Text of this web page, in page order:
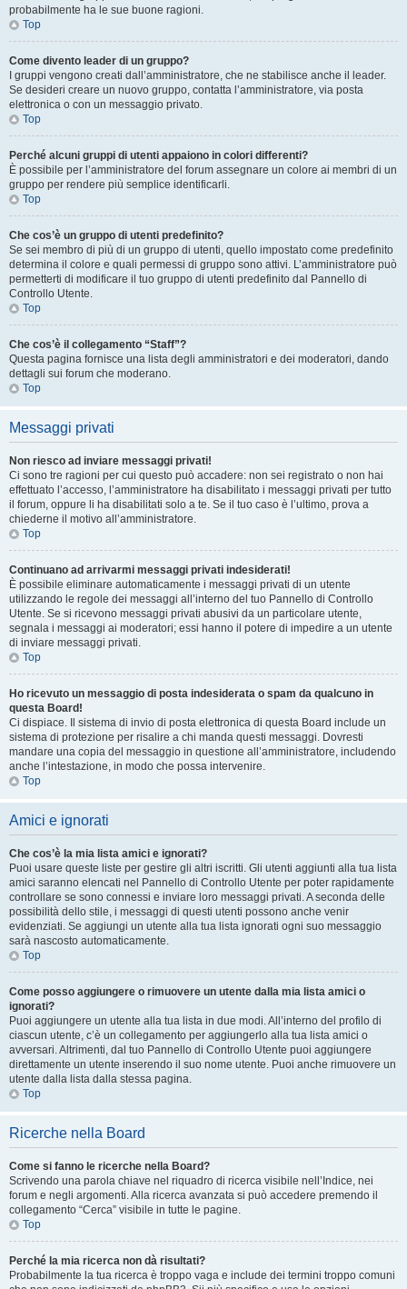
probabilmente ha le sue buone ragioni.
Top
Come divento leader di un gruppo?
I gruppi vengono creati dall’amministratore, che ne stabilisce anche il leader.
Se desideri creare un nuovo gruppo, contatta l’amministratore, via posta
elettronica o con un messaggio privato.
Top
Perché alcuni gruppi di utenti appaiono in colori differenti?
È possibile per l’amministratore del forum assegnare un colore ai membri di un
gruppo per rendere più semplice identificarli.
Top
Che cos’è un gruppo di utenti predefinito?
Se sei membro di più di un gruppo di utenti, quello impostato come predefinito
determina il colore e quali permessi di gruppo sono attivi. L’amministratore può
permetterti di modificare il tuo gruppo di utenti predefinito dal Pannello di
Controllo Utente.
Top
Che cos’è il collegamento “Staff”?
Questa pagina fornisce una lista degli amministratori e dei moderatori, dando
dettagli sui forum che moderano.
Top
Messaggi privati
Non riesco ad inviare messaggi privati!
Ci sono tre ragioni per cui questo può accadere: non sei registrato o non hai
effettuato l’accesso, l’amministratore ha disabilitato i messaggi privati per tutto
il forum, oppure li ha disabilitati solo a te. Se il tuo caso è l’ultimo, prova a
chiederne il motivo all’amministratore.
Top
Continuano ad arrivarmi messaggi privati indesiderati!
È possibile eliminare automaticamente i messaggi privati ​​di un utente
utilizzando le regole dei messaggi all’interno del tuo Pannello di Controllo
Utente. Se si ricevono messaggi privati ​​abusivi da un particolare utente,
segnala i messaggi ai moderatori; essi hanno il potere di impedire a un utente
di inviare messaggi privati​​.
Top
Ho ricevuto un messaggio di posta indesiderata o spam da qualcuno in
questa Board!
Ci dispiace. Il sistema di invio di posta elettronica di questa Board include un
sistema di protezione per risalire a chi manda questi messaggi. Dovresti
mandare una copia del messaggio in questione all’amministratore, includendo
anche l’intestazione, in modo che possa intervenire.
Top
Amici e ignorati
Che cos’è la mia lista amici e ignorati?
Puoi usare queste liste per gestire gli altri iscritti. Gli utenti aggiunti alla tua lista
amici saranno elencati nel Pannello di Controllo Utente per poter rapidamente
controllare se sono connessi e inviare loro messaggi privati. A seconda delle
possibilità dello stile, i messaggi di questi utenti possono anche venir
evidenziati. Se aggiungi un utente alla tua lista ignorati ogni suo messaggio
sarà nascosto automaticamente.
Top
Come posso aggiungere o rimuovere un utente dalla mia lista amici o
ignorati?
Puoi aggiungere un utente alla tua lista in due modi. All’interno del profilo di
ciascun utente, c’è un collegamento per aggiungerlo alla tua lista amici o
avversari. Altrimenti, dal tuo Pannello di Controllo Utente puoi aggiungere
direttamente un utente inserendo il suo nome utente. Puoi anche rimuovere un
utente dalla lista dalla stessa pagina.
Top
Ricerche nella Board
Come si fanno le ricerche nella Board?
Scrivendo una parola chiave nel riquadro di ricerca visibile nell’Indice, nei
forum e negli argomenti. Alla ricerca avanzata si può accedere premendo il
collegamento “Cerca” visibile in tutte le pagine.
Top
Perché la mia ricerca non dà risultati?
Probabilmente la tua ricerca è troppo vaga e include dei termini troppo comuni